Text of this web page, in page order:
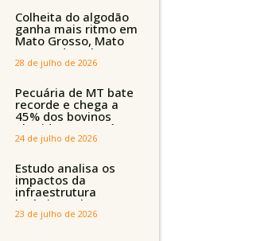
Tocantins, Maranhão
e Piauí
Colheita do algodão
ganha mais ritmo em
Mato Grosso, Mato
Grosso do Sul e
Maranhão
28 de julho de 2026
Pecuária de MT bate
recorde e chega a
45% dos bovinos
abatidos com até 24
meses
24 de julho de 2026
Estudo analisa os
impactos da
infraestrutura
logística sobre a
produção agrícola de
23 de julho de 2026